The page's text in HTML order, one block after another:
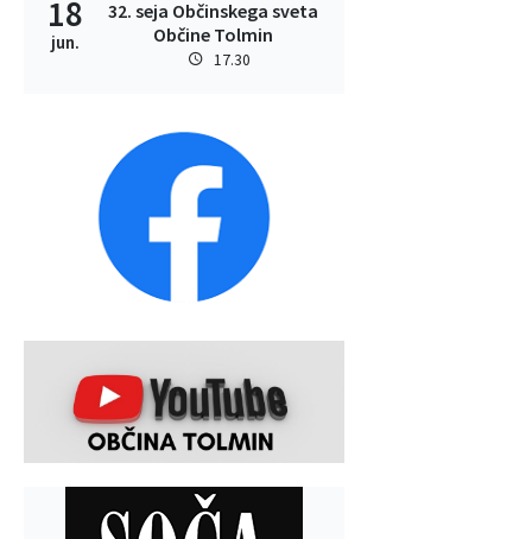
18
jun.
32. seja Občinskega sveta
Občine Tolmin
17.30